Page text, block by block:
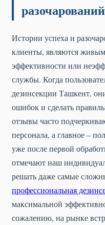
разочарований
Истории успеха и
клиенты, являются живым
эффективности или
службы. Когда
дезинсекции Ташкент,
ошибок и сделать
отзывы часто
персонала, а главное –
уже после первой
отмечают наш
решать даже самые
профессиональная
максимальной
сожалению, на рынке